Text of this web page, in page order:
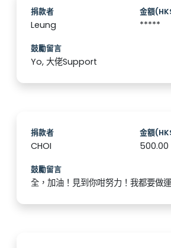
捐款者
Leung
金額
*****
鼓勵留言
Yo, 大佬Support
捐款者
CHOI
金額
500.00
鼓勵留言
全，加油！見到你咁努力！我都要做運